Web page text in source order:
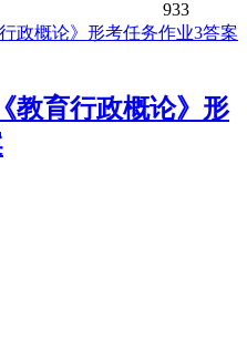
933
教育行政概论》形